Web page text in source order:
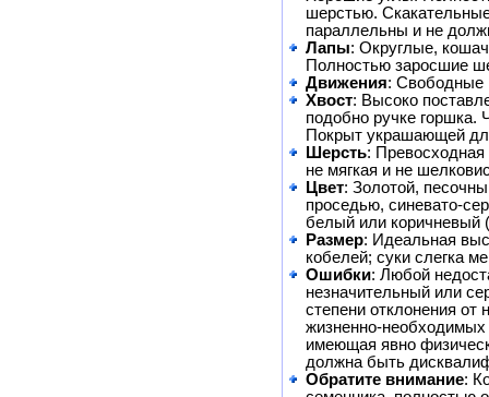
шерстью.
параллельны и не
Лапы: Округлые,
Полностью заросшие
Движения: Свободные
Хвост: Высоко
подобно ручке горшка.
Покрыт украшающей
Шерсть:
не мягкая и не
Цвет: Золотой,
проседью, синевато-
белый или коричневый
Размер: Идеальная
кобелей; суки слегка
Ошибки: Любой
незначительный или
степени отклонения
жизненно-необходимых
имеющая явно
должна быть
Обратите внимание: